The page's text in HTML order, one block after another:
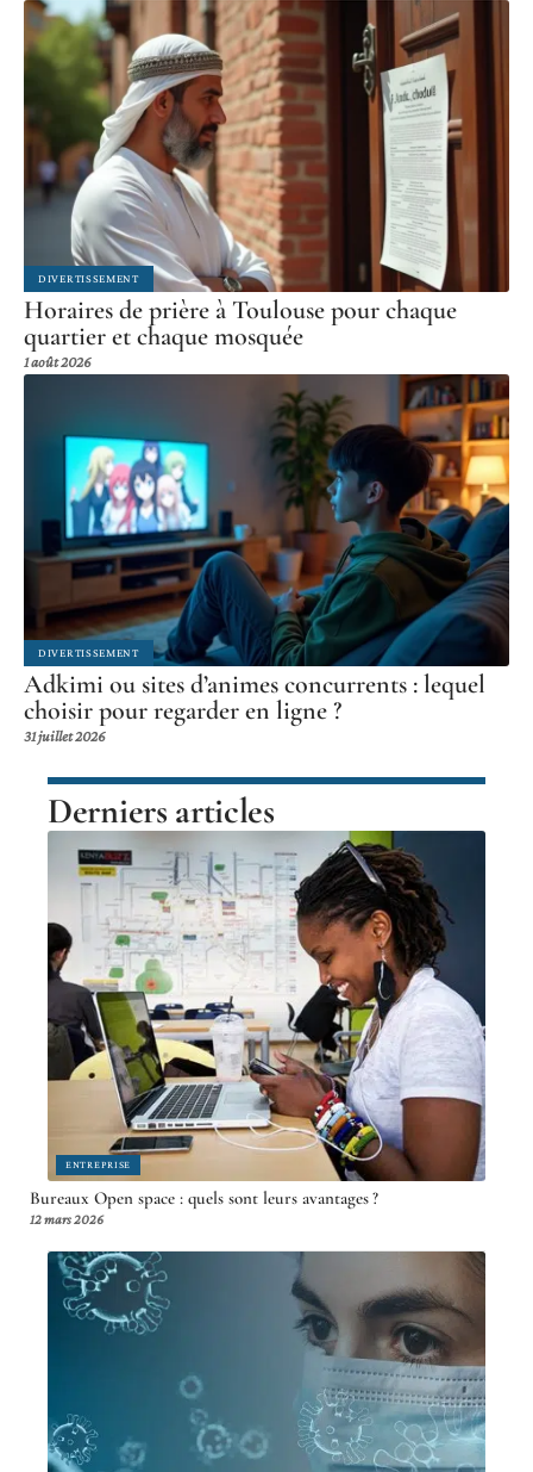
DIVERTISSEMENT
Horaires de prière à Toulouse pour chaque
quartier et chaque mosquée
1 août 2026
DIVERTISSEMENT
Adkimi ou sites d’animes concurrents : lequel
choisir pour regarder en ligne ?
31 juillet 2026
Derniers articles
ENTREPRISE
Bureaux Open space : quels sont leurs avantages ?
12 mars 2026